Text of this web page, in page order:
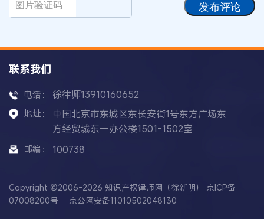
发布评论
联系我们
电话： 徐律师13910160652
地址：
中国北京市东城区东长安街1号东方广场东
方经贸城东一办公楼1501-1502室
邮编： 100738
Copyright ©2006-2026 知识产权律师网（徐新明） 京ICP备
07008200号
京公网安备11010502048130